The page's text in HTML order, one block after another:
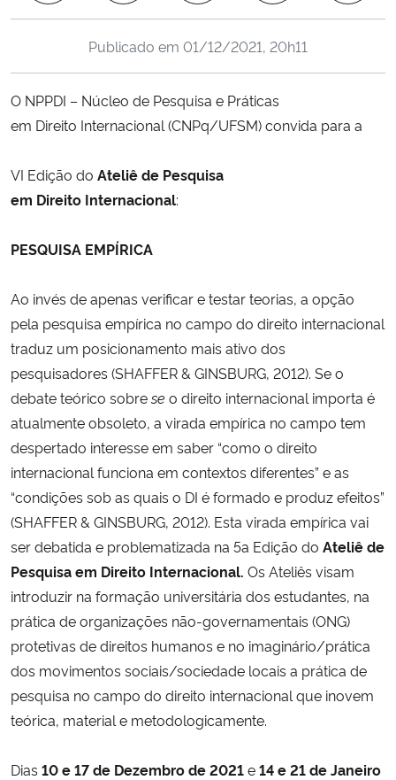
Ministério de Minas e Energia
Ministério do Meio Ambiente
Ministério do Turismo
Ministério do Desenvolvimento Regional
Controladoria-Geral da União
Ministério da Mulher, da Família e dos Direitos Humanos
Gabinete de Segurança Institucional
Advocacia-Geral da União
Banco Central do Brasil
Planalto
Publicado em 01/12/2021, 20h11
O NPPDI – Núcleo de Pesquisa e Práticas
em Direito Internacional (CNPq/UFSM) convida para a
VI Edição do Ateliê de Pesquisa
em Direito Internacional:
PESQUISA EMPÍRICA
Ao invés de apenas verificar e testar teorias, a opção
pela pesquisa empírica no campo do direito internacional
traduz um posicionamento mais ativo dos
pesquisadores (SHAFFER & GINSBURG, 2012). Se o
debate teórico sobrese o direito internacional importa é
atualmente obsoleto, a virada empírica no campo tem
despertado interesse em saber “como o direito
internacional funciona em contextos diferentes” e as
“condições sob as quais o DI é formado e produz efeitos”
(SHAFFER & GINSBURG, 2012). Esta virada empírica vai
ser debatida e problematizada na 5a Edição do Ateliê de
Pesquisa em Direito Internacional. Os Ateliês visam
introduzir na formação universitária dos estudantes, na
prática de organizações não-governamentais (ONG)
protetivas de direitos humanos e no imaginário/prática
dos movimentos sociais/sociedade locais a prática de
pesquisa no campo do direito internacional que inovem
teórica, material e metodologicamente.
Dias 10 e 17 de Dezembro de 2021e14 e 21 de Janeiro